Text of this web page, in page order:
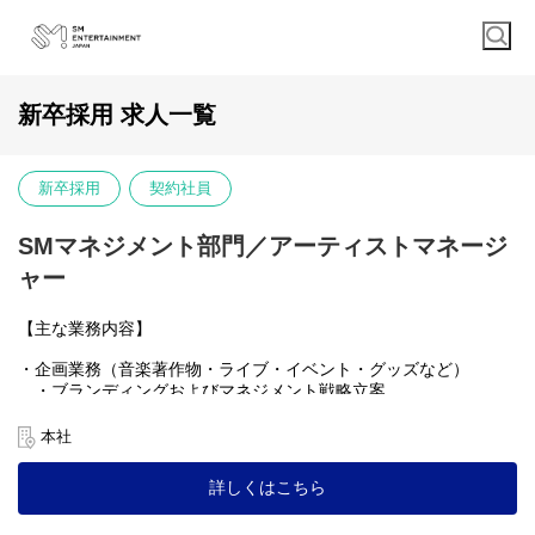
新卒採用 求人一覧
新卒採用 契約社員
SMマネジメント部門／アーティストマネージ
ャー
【主な業務内容】
・企画業務（音楽著作物・ライブ・イベント・グッズなど）
・ブランディングおよびマネジメント戦略立案
・音楽著作作物製作（レコーディング、MV撮影、プロモーショ
ンなど）
・公演、イベントなどの製作サポート
・有料FANCLUB会員対象サービスコンテンツ企画・製作
本社
詳しくはこちら